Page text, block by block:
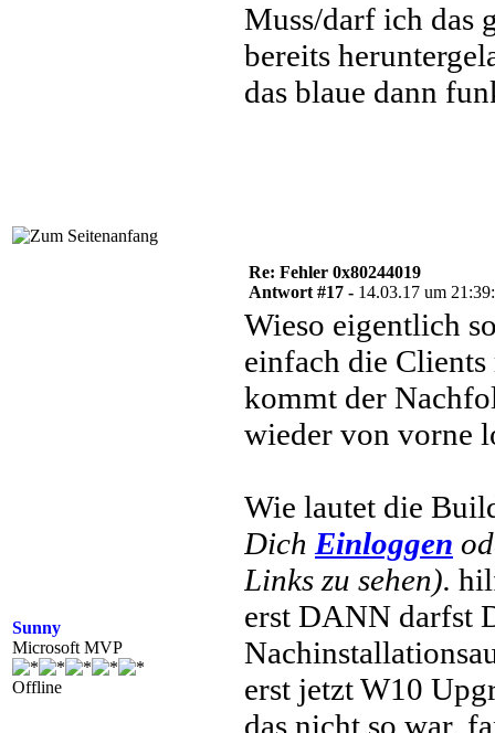
Muss/darf ich das
bereits
das blaue dann
Sunny
Microsoft MVP
Offline
Re: Fehler 0x80244019
Antwort #17 - 14.03.17 um
Wieso eigentlich
einfach die
kommt der
wieder von vorne
Wie lautet die
Dich Einloggen
Links zu sehen).
erst DANN darfst
erst jetzt W10
das nicht so war,